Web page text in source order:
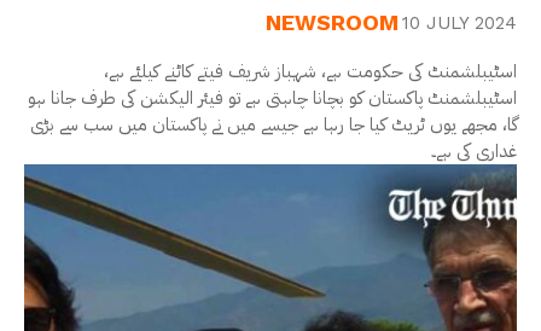
NEWSROOM 10 JULY 2024
اسٹیبلشمنٹ کی حکومت ہے، شہباز شریف فیتے کاٹنے کیلئے ہے،
اسٹیبلشمنٹ پاکستان کو بچانا چاہتی ہے تو فیئر الیکشن کی طرف جانا ہو
گا، مجھے یوں ٹریٹ کیا جا رہا ہے جیسے میں نے پاکستان میں سب سے بڑی
غداری کی ہے۔